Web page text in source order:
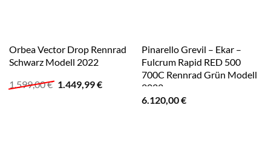
Orbea Vector Drop Rennrad
Schwarz Modell 2022
1.599,00€ Ursprünglicher
1.449,99€Aktueller
Pinarello Grevil – Ekar –
Fulcrum Rapid RED 500
700C Rennrad Grün Modell
2022
6.120,00€